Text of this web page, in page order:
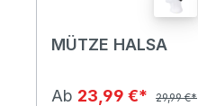
MÜTZE HALSA
Ab 23,99 €* 29,99 €*